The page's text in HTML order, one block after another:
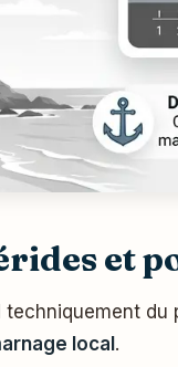
et
techniquement
local .